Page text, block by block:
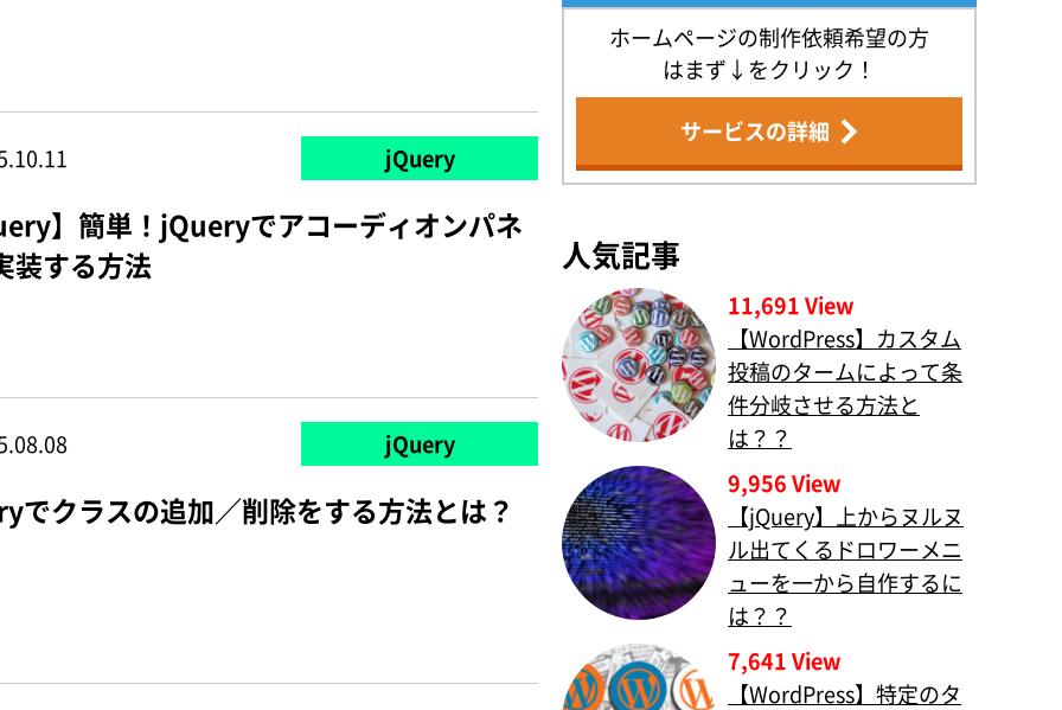
jQuery
】簡単！jQueryでアコーディオンパネ
装する方法
jQuery
でクラスの追加／削除をする方法とは？
ホームページの制作依頼希望の方
はまず↓をクリック！
サービスの詳細
人気記事
11,691 View
【WordPress】カスタム
投稿のタームによって条
件分岐させる方法と
は？？
9,956 View
【jQuery】上からヌルヌ
ル出てくるドロワーメニ
ューを一から自作するに
は？？
7,641 View
【WordPress】特定のタ